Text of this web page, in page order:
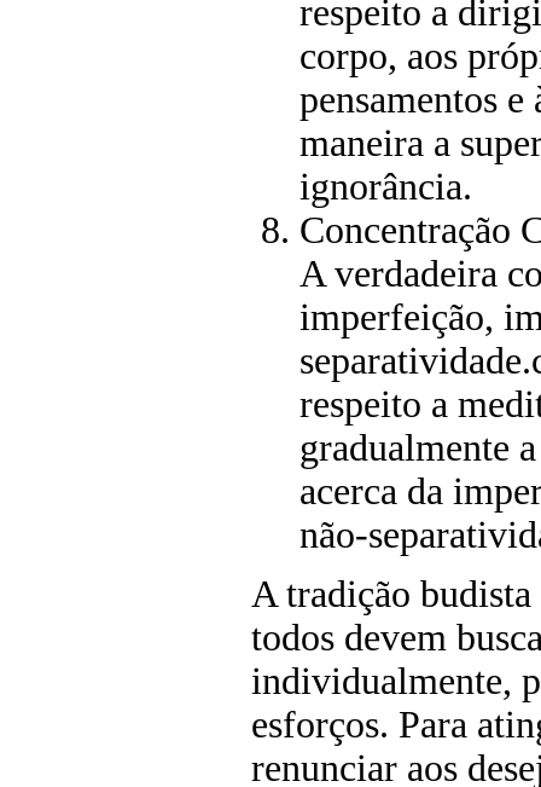
respeito a
corpo, aos
pensamentos
maneira a
ignorância.
Concentração
A verdadeira
imperfeição,
respeito a
gradualmente
acerca da
não-
A tradição
todos devem
individualmente,
esforços. Para
renunciar aos